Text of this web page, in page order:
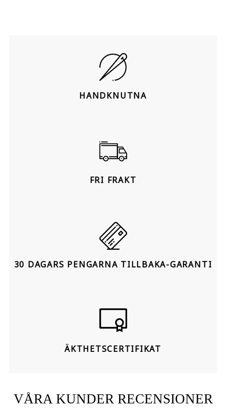
HANDKNUTNA
FRI FRAKT
30 DAGARS PENGARNA TILLBAKA-GARANTI
ÄKTHETSCERTIFIKAT
VÅRA KUNDER RECENSIONER